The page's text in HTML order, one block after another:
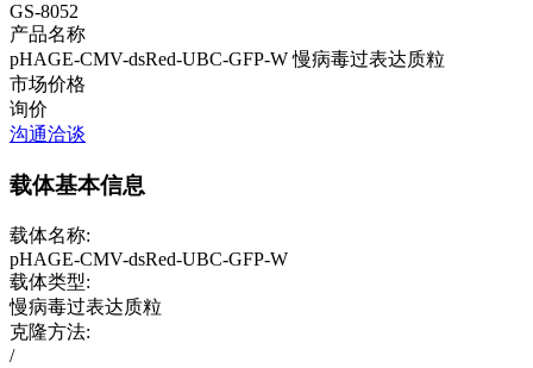
GS-8052
产品名称
pHAGE-CMV-dsRed-UBC-GFP-W 慢病毒过表达质粒
市场价格
询价
沟通洽谈
载体基本信息
载体名称:
pHAGE-CMV-dsRed-UBC-GFP-W
载体类型:
慢病毒过表达质粒
克隆方法:
/